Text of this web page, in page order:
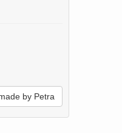
by Petra